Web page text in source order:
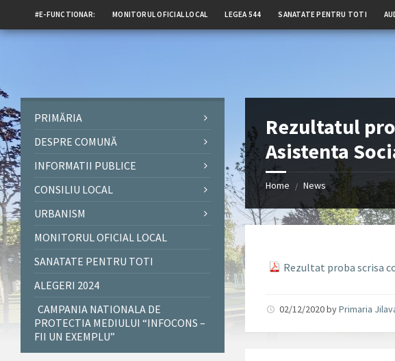
#E-FUNCTIONAR: MONITORUL OFICIAL LOCAL LEGEA 544 SANATATE PENTRU TOTI
Rezultatul
Asistenta
Home / News
Rezultat proba scrisa
02/12/2020byPrimaria
PRIMĂRIA
DESPRE COMUNĂ
INFORMATII PUBLICE
CONSILIU LOCAL
URBANISM
MONITORUL OFICIAL LOCAL
SANATATE PENTRU TOTI
ALEGERI 2024
CAMPANIA NATIONALA DE
PROTECTIA MEDIULUI “INFOCONS –
FII UN EXEMPLU”